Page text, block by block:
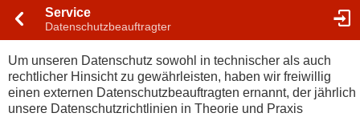
Service
Datenschutzbeauftragter
Um unseren Datenschutz sowohl in technischer als auch
rechtlicher Hinsicht zu gewährleisten, haben wir freiwillig
einen externen Datenschutzbeauftragten ernannt, der jährlich
unsere Datenschutzrichtlinien in Theorie und Praxis